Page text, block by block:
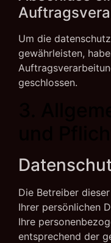
Um die
gewährleisten,
geschlossen.
Die Betreiber
Ihrer persönlichen
Ihre
entsprechend der